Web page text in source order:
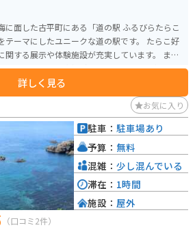
に面した古平町にある「道の駅 ふるびらたらこ
マにしたユニークな道の駅です。 たらこ好
する展示や体験施設が充実しています。 まず
のオブジェ。記念撮影スポットとして人気で
や製造工程を学べる展示コーナーがあり、たら
室では、実際にたら
で作ったたらこは格別のおいしさでしょう。でき
産用のたらこも販売しているので、旅の思い
では、たらこを使った
のたらこパスタやたらこ丼はもちろんのこ
作たらこ料理もおすすめです。たらこ尽くしの
深層水活用
層水を使った商品の製造工程を見学できます。
も販売しているので、お土産探しにもぴった
詳しく見る
お気に入り
（口コミ2件）
駐車： 駐車場あり
予算： 無料
混雑： 少し混んでいる
滞在： 1時間
施設： 屋外